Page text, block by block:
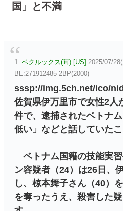
国」と不満
1: ベクルックス(茸) [US] 2025/07/
BE:271912485-2BP(2000)
sssp://img.5ch.net/ico/
佐賀県伊万里市で女性2人
件で、逮捕されたベトナ
低い」などと話していた
ベトナム国籍の技能実
ン容疑者（24）は26日、
し、椋本舞子さん（40）
を奪ったうえ、殺害した